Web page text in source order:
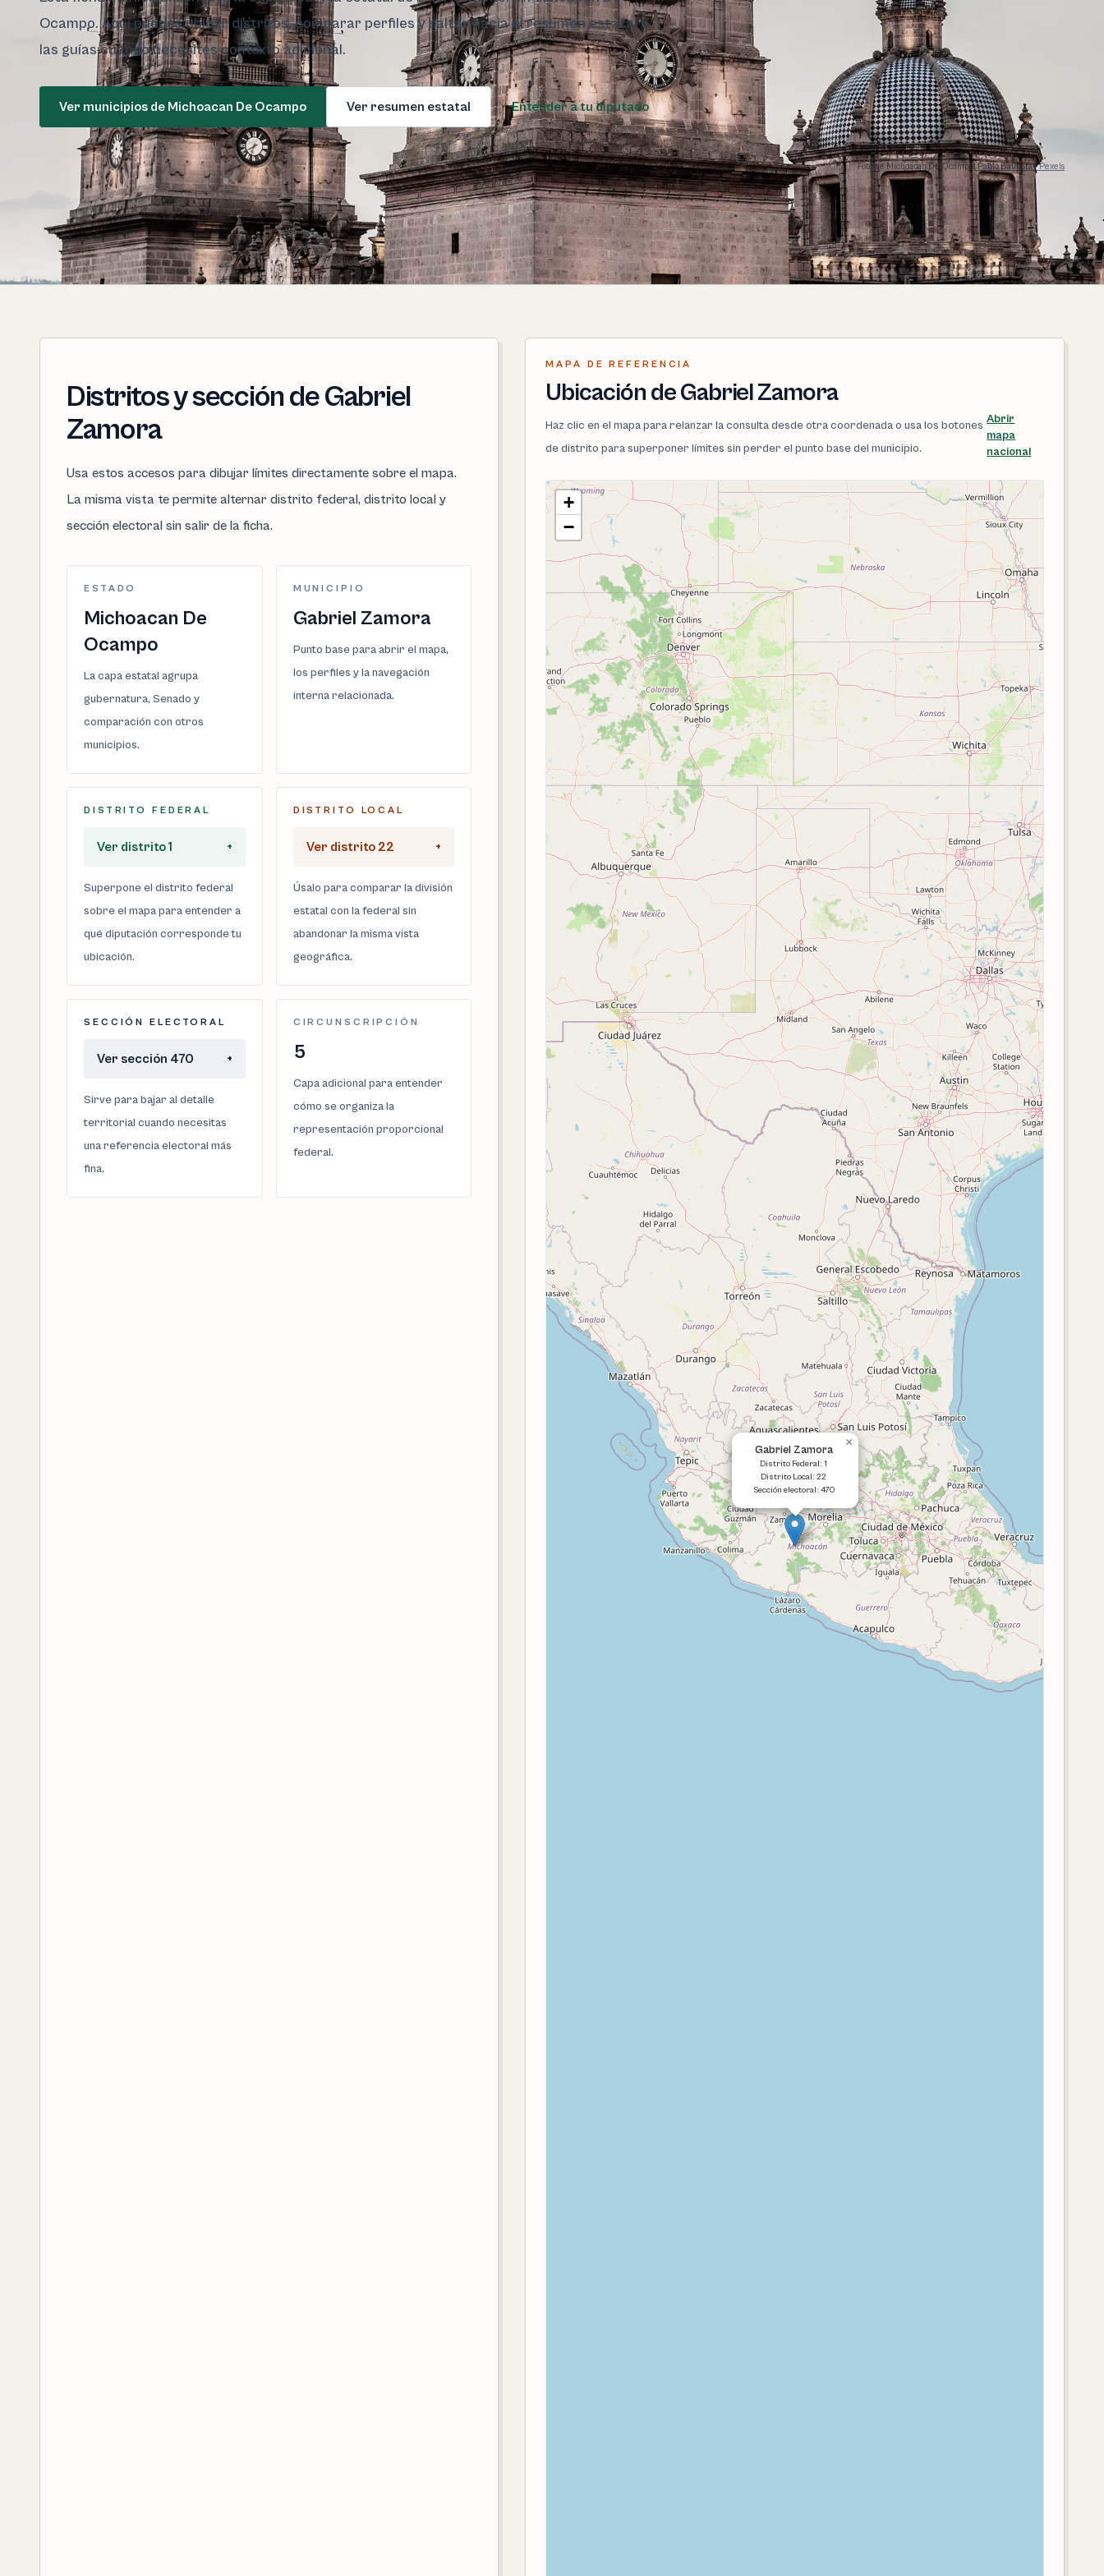
Ocampo. Aquí puedes ubicar distritos, comparar perfiles y saltar hacia el resumen estatal o
las guías cuando necesites contexto adicional.
Ver municipios de Michoacan De Ocampo Ver resumen estatal Entender a tu diputado
Foto de Michoacan De Ocampo: Pablo Bautista / Pexels
Distritos y sección de Gabriel
Zamora
Usa estos accesos para dibujar límites directamente sobre el mapa.
La misma vista te permite alternar distrito federal, distrito local y
sección electoral sin salir de la ficha.
ESTADO
Michoacan De
Ocampo
La capa estatal agrupa
gubernatura, Senado y
comparación con otros
municipios.
MUNICIPIO
Gabriel Zamora
Punto base para abrir el mapa,
los perfiles y la navegación
interna relacionada.
DISTRITO FEDERAL
Ver distrito 1 +
Superpone el distrito federal
sobre el mapa para entender a
qué diputación corresponde tu
ubicación.
DISTRITO LOCAL
Ver distrito 22 +
Úsalo para comparar la división
estatal con la federal sin
abandonar la misma vista
geográfica.
SECCIÓN ELECTORAL
Ver sección 470 +
Sirve para bajar al detalle
territorial cuando necesitas
una referencia electoral más
fina.
CIRCUNSCRIPCIÓN
5
Capa adicional para entender
cómo se organiza la
representación proporcional
federal.
MAPA DE REFERENCIA
Ubicación de Gabriel Zamora
Haz clic en el mapa para relanzar la consulta desde otra coordenada o usa los botones
de distrito para superponer límites sin perder el punto base del municipio.
Abrir
mapa
nacional
Gabriel Zamora
Distrito Federal: 1
Distrito Local: 22
Sección electoral: 470
×
+
−